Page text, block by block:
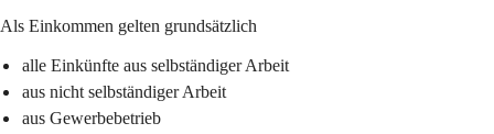
Als Einkommen gelten grundsätzlich
alle Einkünfte aus selbständiger Arbeit
aus nicht selbständiger Arbeit
aus Gewerbebetrieb